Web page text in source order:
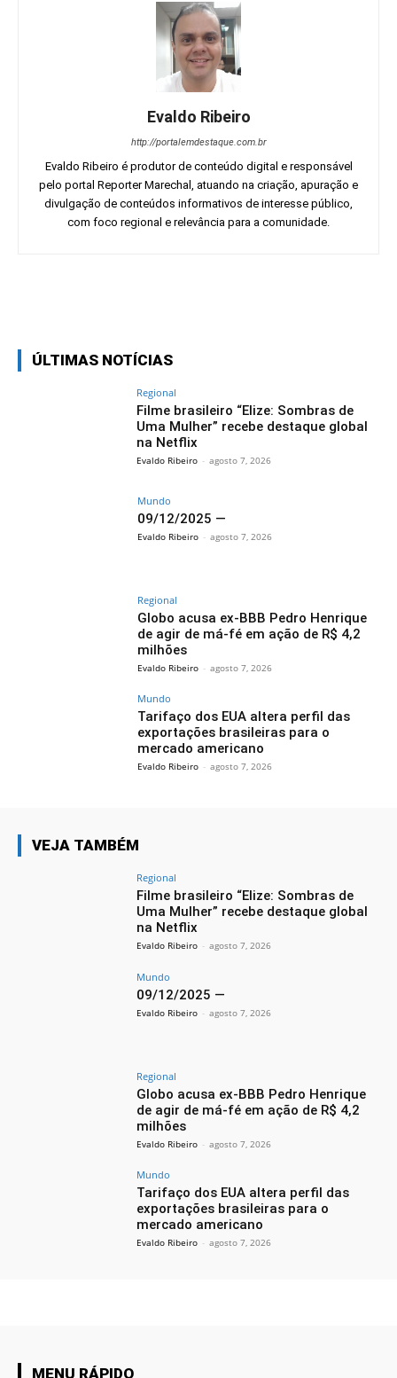
Evaldo Ribeiro
http://portalemdestaque.com.br
Evaldo Ribeiro é produtor de conteúdo digital e responsável
pelo portal Reporter Marechal, atuando na criação, apuração e
divulgação de conteúdos informativos de interesse público,
com foco regional e relevância para a comunidade.
ÚLTIMAS NOTÍCIAS
Regional
Filme brasileiro “Elize: Sombras de
Uma Mulher” recebe destaque global
na Netflix
Evaldo Ribeiro - agosto 7, 2026
Mundo
09/12/2025 —
Evaldo Ribeiro - agosto 7, 2026
Regional
Globo acusa ex-BBB Pedro Henrique
de agir de má-fé em ação de R$ 4,2
milhões
Evaldo Ribeiro - agosto 7, 2026
Mundo
Tarifaço dos EUA altera perfil das
exportações brasileiras para o
mercado americano
Evaldo Ribeiro - agosto 7, 2026
VEJA TAMBÉM
Regional
Filme brasileiro “Elize: Sombras de
Uma Mulher” recebe destaque global
na Netflix
Evaldo Ribeiro - agosto 7, 2026
Mundo
09/12/2025 —
Evaldo Ribeiro - agosto 7, 2026
Regional
Globo acusa ex-BBB Pedro Henrique
de agir de má-fé em ação de R$ 4,2
milhões
Evaldo Ribeiro - agosto 7, 2026
Mundo
Tarifaço dos EUA altera perfil das
exportações brasileiras para o
mercado americano
Evaldo Ribeiro - agosto 7, 2026
MENU RÁPIDO